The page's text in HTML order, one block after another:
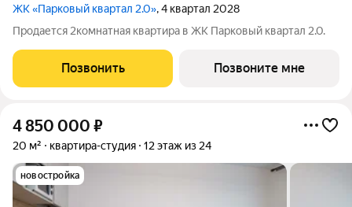
ЖК «Парковый квартал 2.0», 4 квартал 2028
Продается 2комнатная квартира в ЖК Парковый квартал 2.0.
Позвонить Позвоните мне
4 850 000 ₽
20 м² квартира-студия 12 этаж из 24
новостройка